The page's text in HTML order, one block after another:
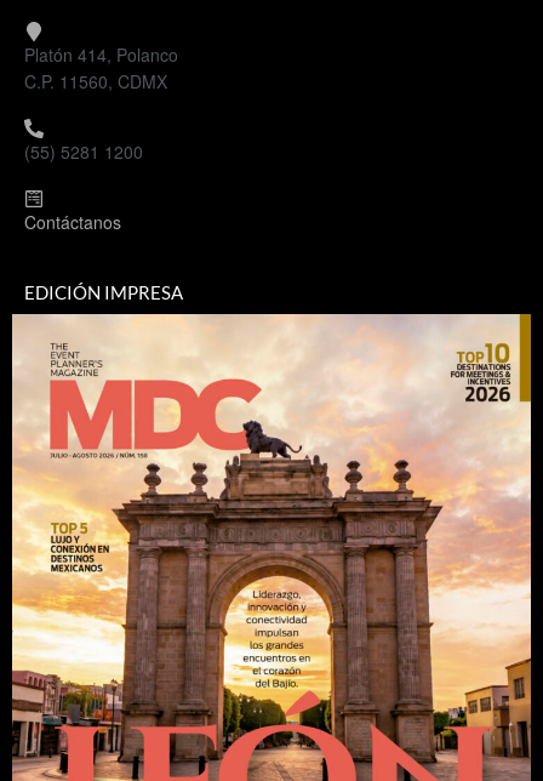
Platón 414, Polanco
C.P. 11560, CDMX
(55) 5281 1200
Contáctanos
EDICIÓN IMPRESA